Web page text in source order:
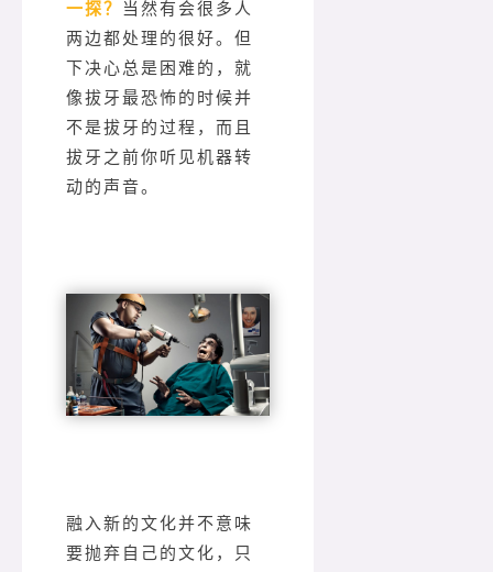
一探？
当然有会很多人
两边都处理的很好。但
下决心总是困难的，就
像拔牙最恐怖的时候并
不是拔牙的过程，而且
拔牙之前你听见机器转
动的声音。
融入新的文化并不意味
要抛弃自己的文化，只